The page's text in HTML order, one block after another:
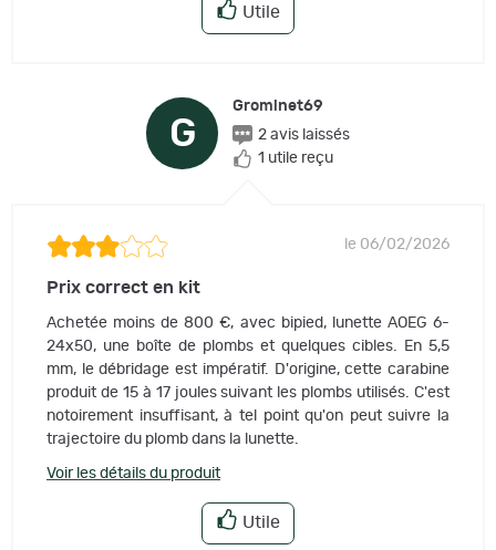
Utile
G
Grominet69
2 avis laissés
1 utile reçu
le 06/02/2026
Prix correct en kit
Achetée moins de 800 €, avec bipied, lunette AOEG 6-
24x50, une boîte de plombs et quelques cibles. En 5,5
mm, le débridage est impératif. D'origine, cette carabine
produit de 15 à 17 joules suivant les plombs utilisés. C'est
notoirement insuffisant, à tel point qu'on peut suivre la
trajectoire du plomb dans la lunette.
Voir les détails du produit
Utile